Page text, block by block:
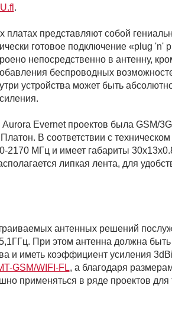
U.fl .
платах представляют собой
готовое подключение «plug 'n'
непосредственно в антенну,
беспроводных
устройства может быть
Evernet проектов была GSM/
В соответствии с
2170 МГц и имеет габариты
липкая лента, для
антенных решений
При этом антенна должна быть
и иметь коэффициент усиления
GSM/WIFI-FL, а благодаря
применяться в ряде проектов для